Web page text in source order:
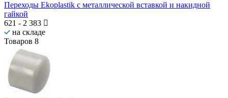
Переходы Ekoplastik с металлической вставкой и накидной
гайкой
621 - 2 383
на складе
Товаров 8